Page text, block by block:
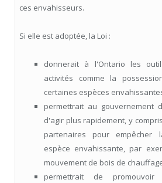
ces envahisseurs.
Si elle est adoptée, la Loi :
donnerait à l'Ontario les
activités comme la
certaines espèces
permettrait au gouvernement
d'agir plus rapidement, y
partenaires pour empêcher
espèce envahissante, par
mouvement de bois de
permettrait de